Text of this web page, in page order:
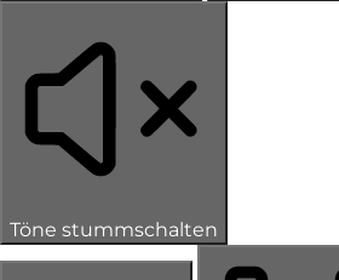
Töne stummschalten